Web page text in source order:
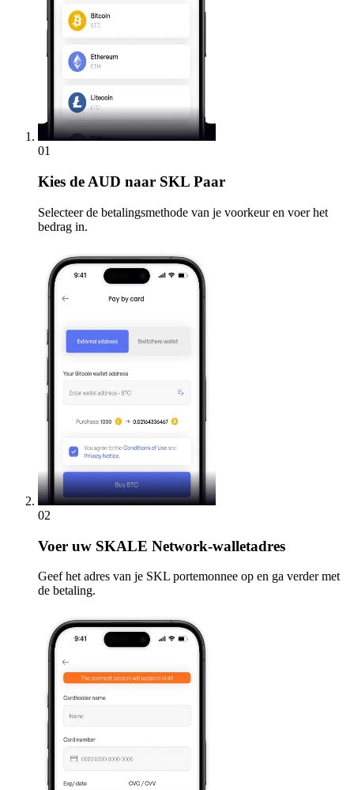
01
Kies de AUD naar SKL Paar
Selecteer de betalingsmethode van je voorkeur en voer het
bedrag in.
02
Voer uw SKALE Network-walletadres
Geef het adres van je SKL portemonnee op en ga verder met
de betaling.